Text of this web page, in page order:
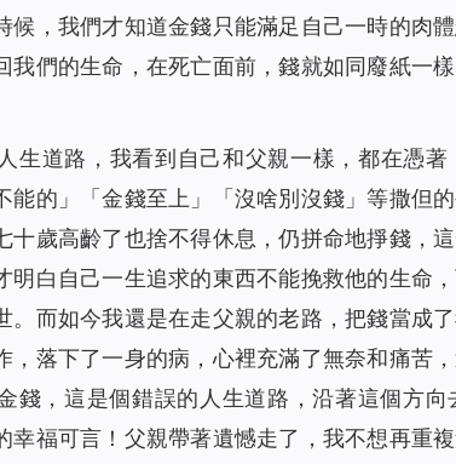
候，我們才知道金錢只能滿足自己一時的肉
我們的生命，在死亡面前，錢就如同廢紙一
生道路，我看到自己和父親一樣，都在憑
能的」「金錢至上」「沒啥別沒錢」等撒但
十歲高齡了也捨不得休息，仍拼命地掙錢，
明白自己一生追求的東西不能挽救他的生命
。而如今我還是在走父親的老路，把錢當成
，落下了一身的病，心裡充滿了無奈和痛苦
錢，這是個錯誤的人生道路，沿著這個方
幸福可言！父親帶著遺憾走了，我不想再重